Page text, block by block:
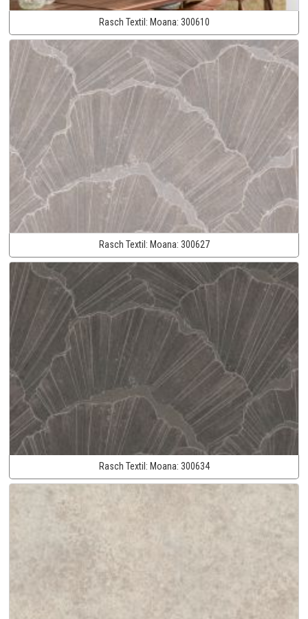
Rasch Textil: Moana: 300610
Rasch Textil: Moana: 300627
Rasch Textil: Moana: 300634